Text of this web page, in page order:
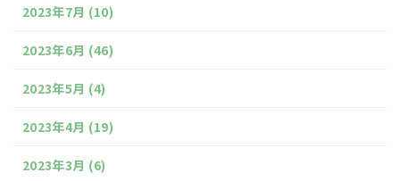
2023年7月 (10)
2023年6月 (46)
2023年5月 (4)
2023年4月 (19)
2023年3月 (6)